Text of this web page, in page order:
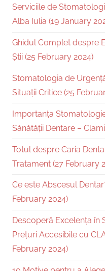
Serviciile de
Alba Iulia (19 January
Ghidul Complet despre
Știi (25 February 2024)
Stomatologia de
Situații Critice (25
Importanța
Sănătății Dentare –
Totul despre Caria
Tratament (27 February
Ce este Abscesul
February 2024)
Descoperă Excelența în
Prețuri Accesibile cu
February 2024)